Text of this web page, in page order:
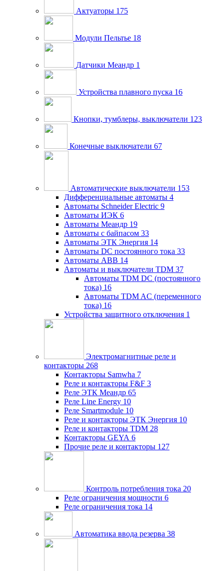
Актуаторы 175
Модули Пельтье 18
Датчики Меандр 1
Устройства плавного пуска 16
Кнопки, тумблеры, выключатели 123
Конечные выключатели 67
Автоматические выключатели 153
Дифференциальные автоматы 4
Автоматы Schneider Electric 9
Автоматы ИЭК 6
Автоматы Меандр 19
Автоматы с байпасом 33
Автоматы ЭТК Энергия 14
Автоматы DC постоянного тока 33
Автоматы ABB 14
Автоматы и выключатели TDM 37
Автоматы TDM DC (постоянного
тока) 16
Автоматы TDM AC (переменного
тока) 16
Устройства защитного отключения 1
Электромагнитные реле и
контакторы 268
Контакторы Samwha 7
Реле и контакторы F&F 3
Реле ЭТК Меандр 65
Реле Line Energy 10
Реле Smartmodule 10
Реле и контакторы ЭТК Энергия 10
Реле и контакторы TDM 28
Контакторы GEYA 6
Прочие реле и контакторы 127
Контроль потребления тока 20
Реле ограничения мощности 6
Реле ограничения тока 14
Автоматика ввода резерва 38